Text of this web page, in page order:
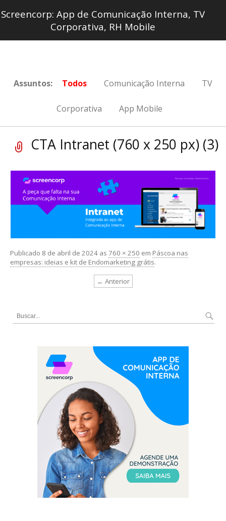
Screencorp: App de Comunicação Interna, TV
Corporativa, RH Mobile
Assuntos: Todos Comunicação Interna TV
Corporativa App Mobile
CTA Intranet (760 x 250 px) (3)
Publicado 8 de abril de 2024 as 760 × 250 em Páscoa nas
empresas: ideias e kit de Endomarketing grátis.
← Anterior